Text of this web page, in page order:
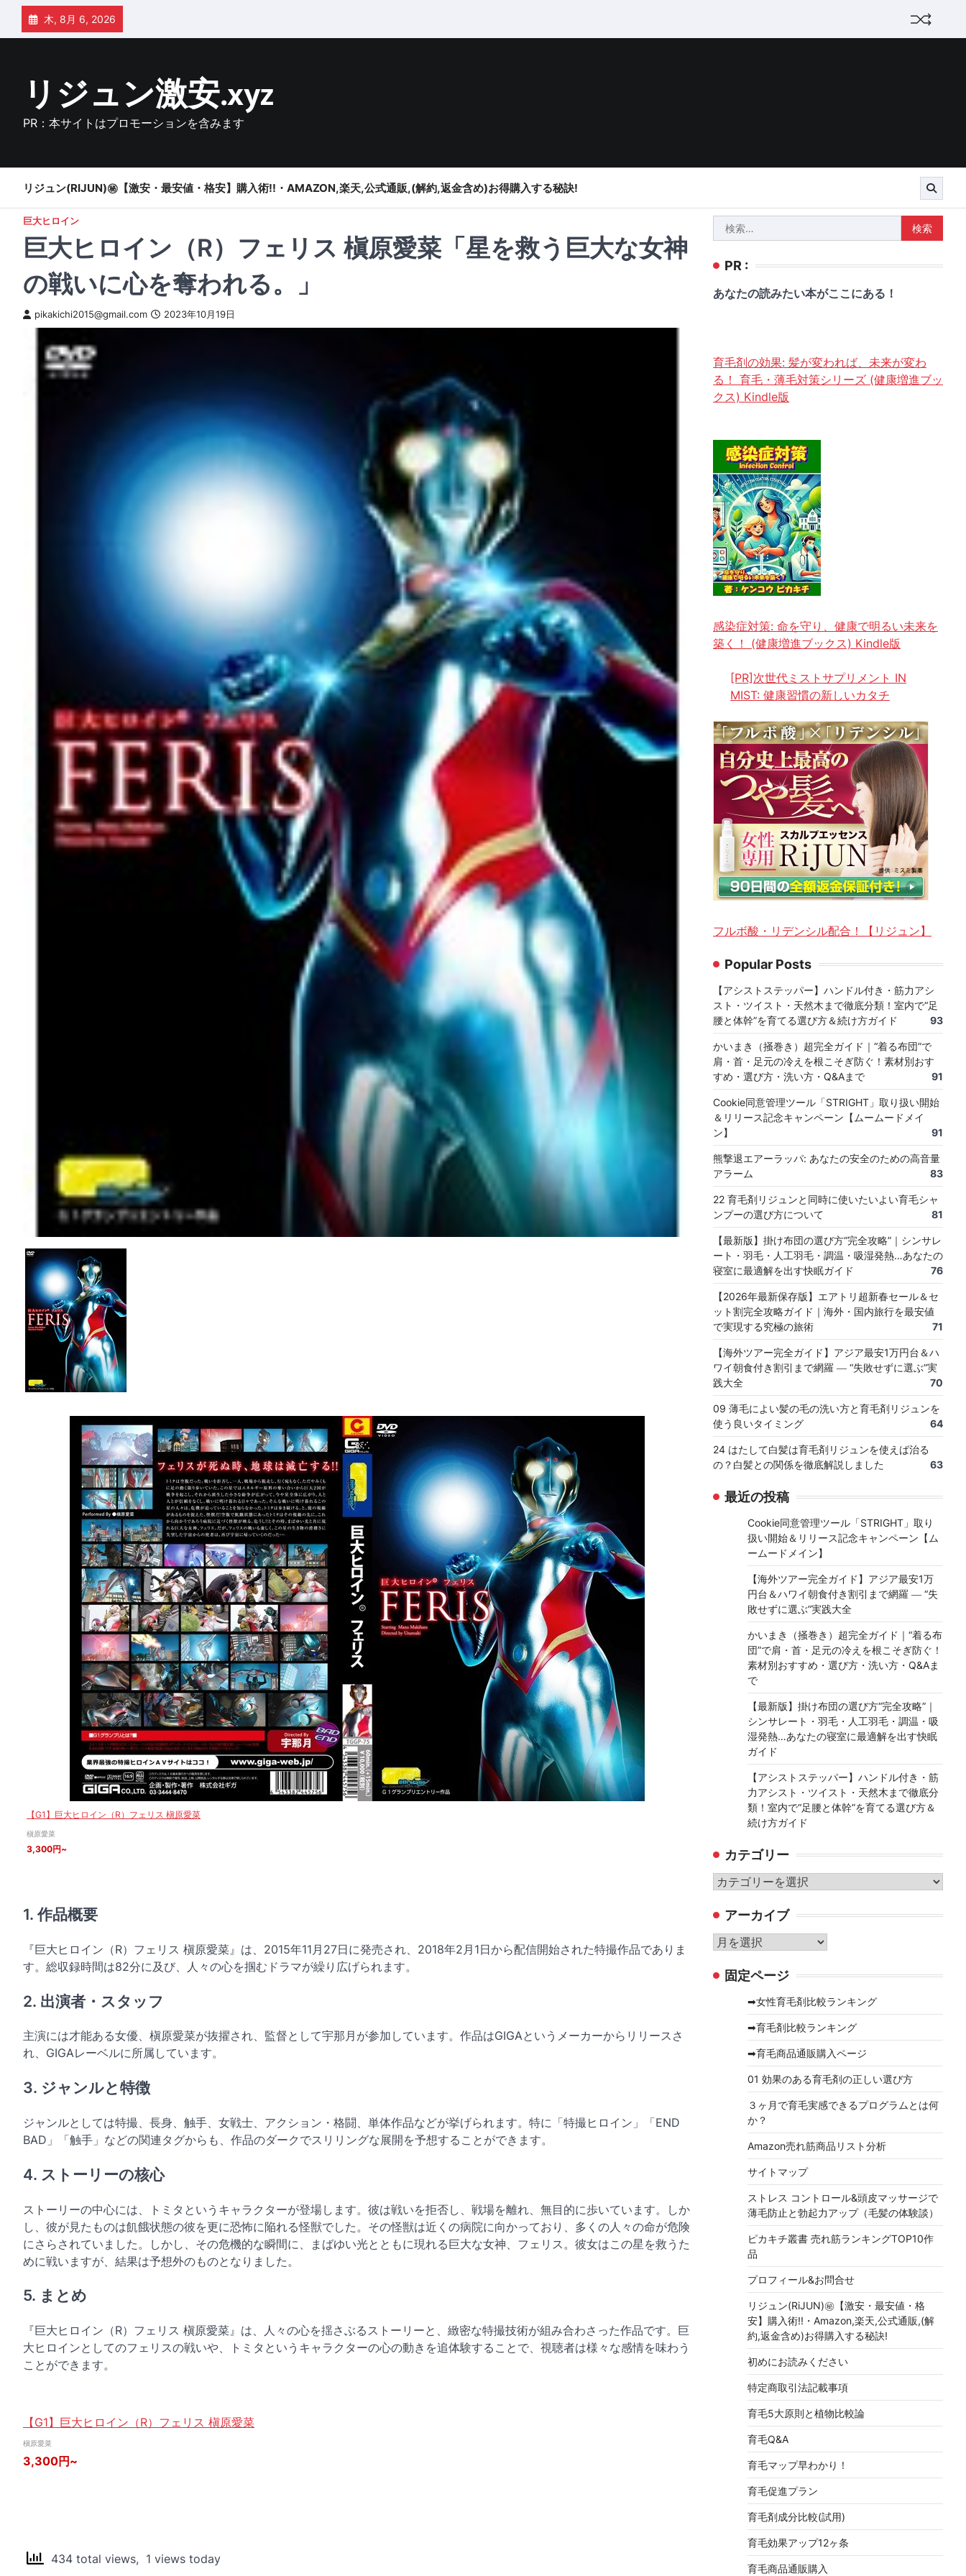
Skip
content
木, 8月 6, 2026
リジュン激安.xyz
PR：本サイトはプロモーションを含みます
リジュン(RIJUN)㊙【激安・最安値・格安】購入術!!・AMAZON,楽天,公式通販,(解約,返金含め)お得購入する秘訣!
巨大ヒロイン
巨大ヒロイン（R）フェリス 槇原愛菜「星を救う巨大な女神
の戦いに心を奪われる。」
pikakichi2015@gmail.com 2023年10月19日
【G1】巨大ヒロイン（R）フェリス 槇原愛菜
槇原愛菜
3,300円~
1. 作品概要
『巨大ヒロイン（R）フェリス 槇原愛菜』は、2015年11月27日に発売され、2018年2月1日から配信開始された特撮作品でありま
す。総収録時間は82分に及び、人々の心を掴むドラマが繰り広げられます。
2. 出演者・スタッフ
主演には才能ある女優、槇原愛菜が抜擢され、監督として宇那月が参加しています。作品はGIGAというメーカーからリリースさ
れ、GIGAレーベルに所属しています。
3. ジャンルと特徴
ジャンルとしては特撮、長身、触手、女戦士、アクション・格闘、単体作品などが挙げられます。特に「特撮ヒロイン」「END
BAD」「触手」などの関連タグからも、作品のダークでスリリングな展開を予想することができます。
4. ストーリーの核心
ストーリーの中心には、トミタというキャラクターが登場します。彼は戦いを拒否し、戦場を離れ、無目的に歩いています。しか
し、彼が見たものは飢餓状態の彼を更に恐怖に陥れる怪獣でした。その怪獣は近くの病院に向かっており、多くの人々の命が危険
にさらされていました。しかし、その危機的な瞬間に、まばゆい光とともに現れる巨大な女神、フェリス。彼女はこの星を救うた
めに戦いますが、結果は予想外のものとなりました。
5. まとめ
『巨大ヒロイン（R）フェリス 槇原愛菜』は、人々の心を揺さぶるストーリーと、緻密な特撮技術が組み合わさった作品です。巨
大ヒロインとしてのフェリスの戦いや、トミタというキャラクターの心の動きを追体験することで、視聴者は様々な感情を味わう
ことができます。
【G1】巨大ヒロイン（R）フェリス 槇原愛菜
槇原愛菜
3,300円~
434 total views, 1 views today
索:
PR :
あなたの読みたい本がここにある！
育毛剤の効果: 髪が変われば、未来が変わ
る！ 育毛・薄毛対策シリーズ (健康増進ブッ
クス) Kindle版
感染症対策: 命を守り、健康で明るい未来を
築く！ (健康増進ブックス) Kindle版
[PR]次世代ミストサプリメント IN
MIST: 健康習慣の新しいカタチ
フルボ酸・リデンシル配合！【リジュン】
Popular Posts
【アシストステッパー】ハンドル付き・筋力アシ
スト・ツイスト・天然木まで徹底分類！室内で“足
腰と体幹”を育てる選び方＆続け方ガイド
93
かいまき（掻巻き）超完全ガイド｜“着る布団”で
肩・首・足元の冷えを根こそぎ防ぐ！素材別おす
すめ・選び方・洗い方・Q&Aまで
91
Cookie同意管理ツール「STRIGHT」取り扱い開始
＆リリース記念キャンペーン【ムームードメイ
ン】
91
熊撃退エアーラッパ: あなたの安全のための高音量
アラーム
83
22 育毛剤リジュンと同時に使いたいよい育毛シャ
ンプーの選び方について
81
【最新版】掛け布団の選び方“完全攻略”｜シンサレ
ート・羽毛・人工羽毛・調温・吸湿発熱…あなたの
寝室に最適解を出す快眠ガイド
76
【2026年最新保存版】エアトリ超新春セール＆セ
ット割完全攻略ガイド｜海外・国内旅行を最安値
で実現する究極の旅術
71
【海外ツアー完全ガイド】アジア最安1万円台＆ハ
ワイ朝食付き割引まで網羅 ― “失敗せずに選ぶ”実
践大全
70
09 薄毛によい髪の毛の洗い方と育毛剤リジュンを
使う良いタイミング
64
24 はたして白髪は育毛剤リジュンを使えば治る
の？白髪との関係を徹底解説しました
63
最近の投稿
Cookie同意管理ツール「STRIGHT」取り
扱い開始＆リリース記念キャンペーン【ム
ームードメイン】
【海外ツアー完全ガイド】アジア最安1万
円台＆ハワイ朝食付き割引まで網羅 ― “失
敗せずに選ぶ”実践大全
かいまき（掻巻き）超完全ガイド｜“着る布
団”で肩・首・足元の冷えを根こそぎ防ぐ！
素材別おすすめ・選び方・洗い方・Q&Aま
で
【最新版】掛け布団の選び方“完全攻略”｜
シンサレート・羽毛・人工羽毛・調温・吸
湿発熱…あなたの寝室に最適解を出す快眠
ガイド
【アシストステッパー】ハンドル付き・筋
力アシスト・ツイスト・天然木まで徹底分
類！室内で“足腰と体幹”を育てる選び方＆
続け方ガイド
カテゴリー
カ
ゴ
リ
ー
アーカイブ
ア
カ 固定ページ
➡女性育毛剤比較ランキング
➡育毛剤比較ランキング
➡育毛商品通販購入ページ
01 効果のある育毛剤の正しい選び方
３ヶ月で育毛実感できるプログラムとは何
か？
Amazon売れ筋商品リスト分析
サイトマップ
ストレス コントロール&頭皮マッサージで
薄毛防止と勃起力アップ（毛髪の体験談）
ピカキチ叢書 売れ筋ランキングTOP10作
品
プロフィール&お問合せ
リジュン(RiJUN)㊙【激安・最安値・格
安】購入術!!・Amazon,楽天,公式通販,(解
約,返金含め)お得購入する秘訣!
初めにお読みください
特定商取引法記載事項
育毛5大原則と植物比較論
育毛Q&A
育毛マップ早わかり！
育毛促進プラン
育毛剤成分比較(試用)
育毛効果アップ12ヶ条
育毛商品通販購入